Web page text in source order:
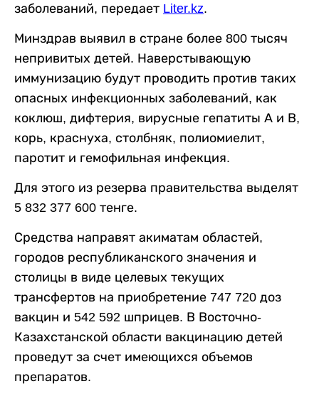
заболеваний, передает Liter.kz.
Минздрав выявил в стране более 800 тысяч
непривитых детей. Наверстывающую
иммунизацию будут проводить против таких
опасных инфекционных заболеваний, как
коклюш, дифтерия, вирусные гепатиты А и В,
корь, краснуха, столбняк, полиомиелит,
паротит и гемофильная инфекция.
Для этого из резерва правительства выделят
5 832 377 600 тенге.
Средства направят акиматам областей,
городов республиканского значения и
столицы в виде целевых текущих
трансфертов на приобретение 747 720 доз
вакцин и 542 592 шприцев. В Восточно-
Казахстанской области вакцинацию детей
проведут за счет имеющихся объемов
препаратов.